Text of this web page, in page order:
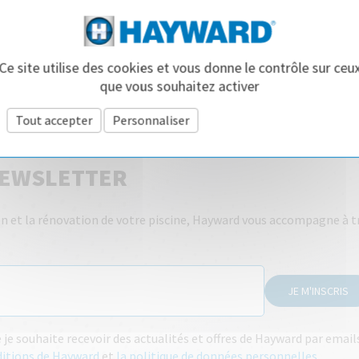
et la rénovation de votre piscine, Hayward vous accompagne
JE M'INSCRIS
souhaite recevoir des actualités et offres de Hayward par
de Hayward et la politique de données personnelles
site utilise des cookies et vous donne le contrôle sur
que vous souhaitez activer
Tout accepter Personnaliser